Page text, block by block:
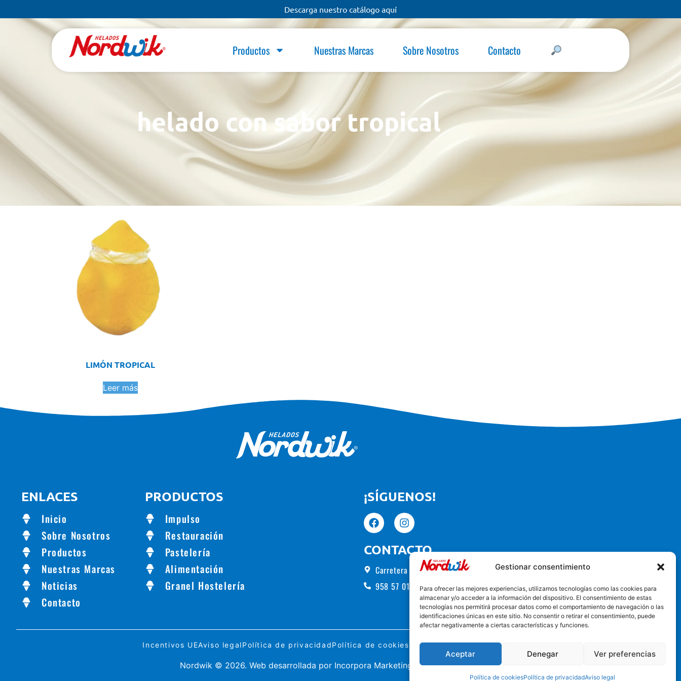
Gestionar consentimiento
Para ofrecer las mejores experiencias, utilizamos tecnologías como las cookies para
almacenar y/o acceder a la información del dispositivo. El consentimiento de estas
tecnologías nos permitirá procesar datos como el comportamiento de navegación o las
identificaciones únicas en este sitio. No consentir o retirar el consentimiento, puede
afectar negativamente a ciertas características y funciones.
Aceptar Denegar Ver preferencias
Política de cookiesPolítica de privacidadAviso legal
Descarga nuestro catálogo aquí
Productos Nuestras Marcas Sobre Nosotros Contacto
helado con sabor tropical
LIMÓN TROPICAL
Leer más
ENLACES
Inicio
Sobre Nosotros
Productos
Nuestras Marcas
Noticias
Contacto
PRODUCTOS
Impulso
Restauración
Pastelería
Alimentación
Granel Hostelería
¡SÍGUENOS!
CONTACTO
Carretera de Alhama, 56, Churriana de la Vega, España
958 57 01 00
Incentivos UEAviso legalPolítica de privacidadPolítica de cookies Formulario
Nordwik © 2026. Web desarrollada por Incorpora Marketing